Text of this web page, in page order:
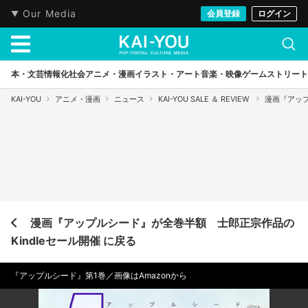
Our Media 会員登録 ログイン
本・文芸情報化社会アニメ・漫画イラスト・アート音楽・映像ゲームストリート
KAI-YOU アニメ・漫画 ニュース KAI-YOU SALE ＆ REVIEW 漫画『アッ
漫画『アップルシード』が全巻半額 士郎正宗作品の
Kindleセール開催 に戻る
『アップルシード』第1巻／画像はAmazonから